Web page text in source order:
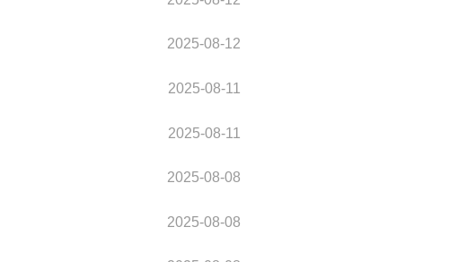
2025-08-12
2025-08-11
2025-08-11
2025-08-08
2025-08-08